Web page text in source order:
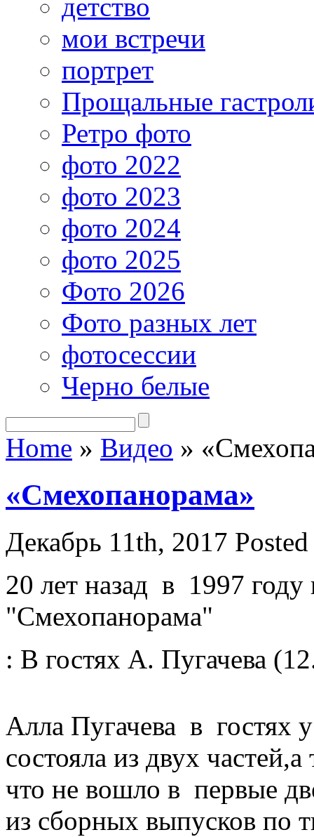
детство
мои встречи
портрет
Прощальные
Ретро фото
фото 2022
фото 2023
фото 2024
фото 2025
Фото 2026
Фото разных лет
фотосессии
Черно белые
Home » Видео »
«Смехопанорама»
Декабрь 11th, 2017
20 лет назад в 1997 году
"Смехопанорама"
: В гостях А. Пугачева
Алла Пугачева в гостях
состояла из двух
что не вошло в первые
из сборных выпусков по